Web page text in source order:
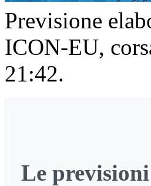
Previsione
ICON-EU,
21:42.
Le